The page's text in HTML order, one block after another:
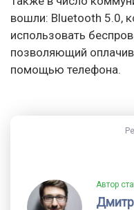
вошли: Bluetooth 5.0,
использовать
позволяющий
помощью телефона.
Автор